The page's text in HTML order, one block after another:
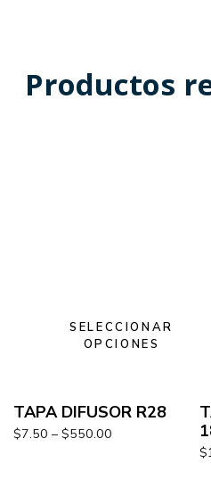
Productos
SELECCIONAR
OPCIONES
TAPA DIFUSOR R28
$7.50 – $550.00
$